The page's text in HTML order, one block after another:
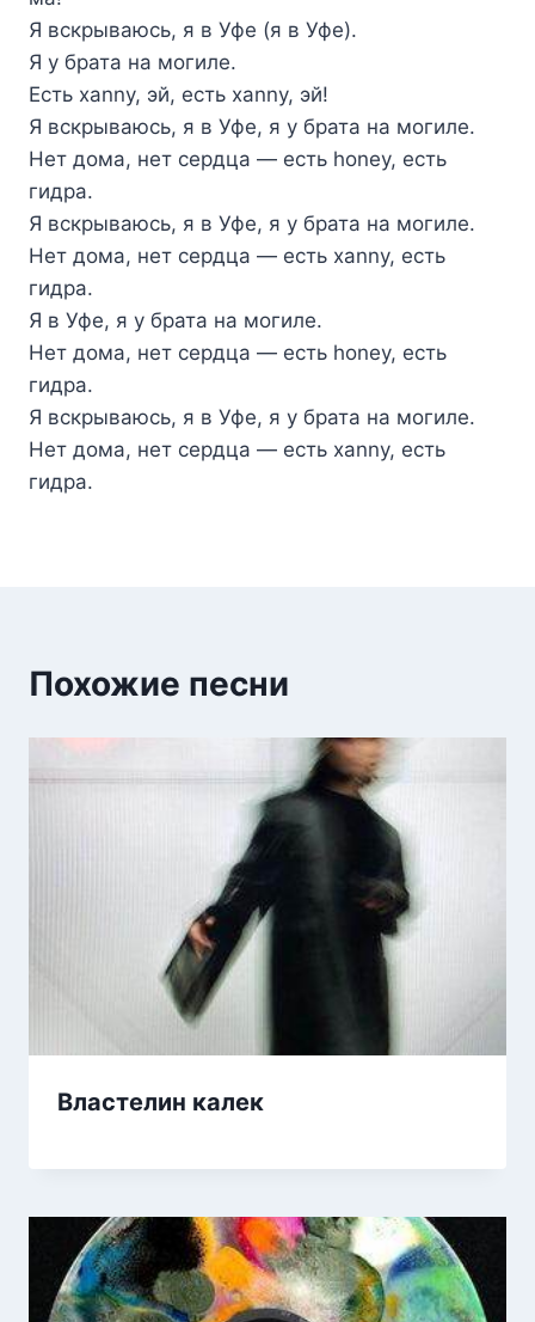
Я вскрываюсь, я в Уфе (я в Уфе).
Я у брата на могиле.
Есть xanny, эй, есть xanny, эй!
Я вскрываюсь, я в Уфе, я у брата на могиле.
Нет дома, нет сердца — есть honey, есть
гидра.
Я вскрываюсь, я в Уфе, я у брата на могиле.
Нет дома, нет сердца — есть xanny, есть
гидра.
Я в Уфе, я у брата на могиле.
Нет дома, нет сердца — есть honey, есть
гидра.
Я вскрываюсь, я в Уфе, я у брата на могиле.
Нет дома, нет сердца — есть xanny, есть
гидра.
Похожие песни
Властелин калек